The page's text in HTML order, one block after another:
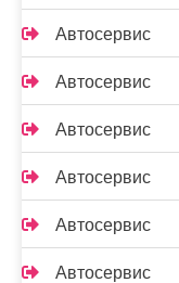
Автосервис
Автосервис
Автосервис
Автосервис
Автосервис
Автосервис